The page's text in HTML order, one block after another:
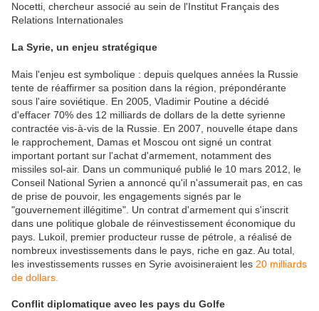
Nocetti, chercheur associé au sein de l'Institut Français des
Relations Internationales
La Syrie, un enjeu stratégique
Mais l'enjeu est symbolique : depuis quelques années la Russie
tente de réaffirmer sa position dans la région, prépondérante
sous l'aire soviétique. En 2005, Vladimir Poutine a décidé
d'effacer 70% des 12 milliards de dollars de la dette syrienne
contractée vis-à-vis de la Russie. En 2007, nouvelle étape dans
le rapprochement, Damas et Moscou ont signé un contrat
important portant sur l'achat d'armement, notamment des
missiles sol-air. Dans un communiqué publié le 10 mars 2012, le
Conseil National Syrien a annoncé qu'il n'assumerait pas, en cas
de prise de pouvoir, les engagements signés par le
"gouvernement illégitime". Un contrat d'armement qui s'inscrit
dans une politique globale de réinvestissement économique du
pays. Lukoil, premier producteur russe de pétrole, a réalisé de
nombreux investissements dans le pays, riche en gaz. Au total,
les investissements russes en Syrie avoisineraient les 20 milliards
de dollars.
Conflit diplomatique avec les pays du Golfe